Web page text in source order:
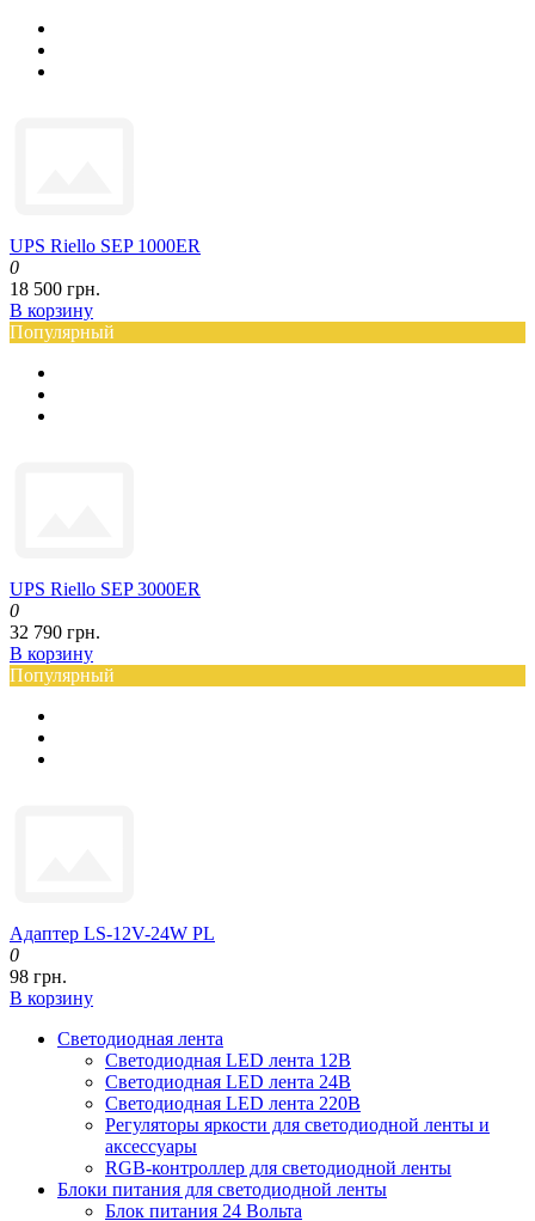
UPS Riello SEP 1000ER
0
18 500 грн.
В корзину
Популярный
UPS Riello SEP 3000ER
0
32 790 грн.
В корзину
Популярный
Адаптер LS-12V-24W PL
0
98 грн.
В корзину
Светодиодная лента
Светодиодная LED лента 12В
Светодиодная LED лента 24В
Светодиодная LED лента 220В
Регуляторы яркости для светодиодной ленты и
аксессуары
RGB-контроллер для светодиодной ленты
Блоки питания для светодиодной ленты
Блок питания 24 Вольта